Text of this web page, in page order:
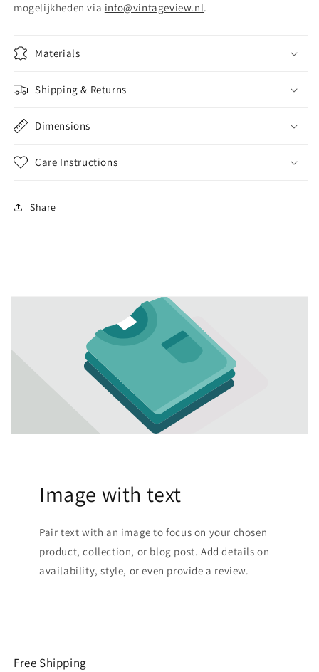
mogelijkheden via info@vintageview.nl.
Materials
Shipping & Returns
Dimensions
Care Instructions
Share
Image with text
Pair text with an image to focus on your chosen
product, collection, or blog post. Add details on
availability, style, or even provide a review.
Free Shipping